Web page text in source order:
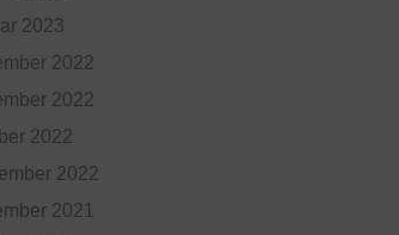
2023
2022
2022
2022
2022
2021